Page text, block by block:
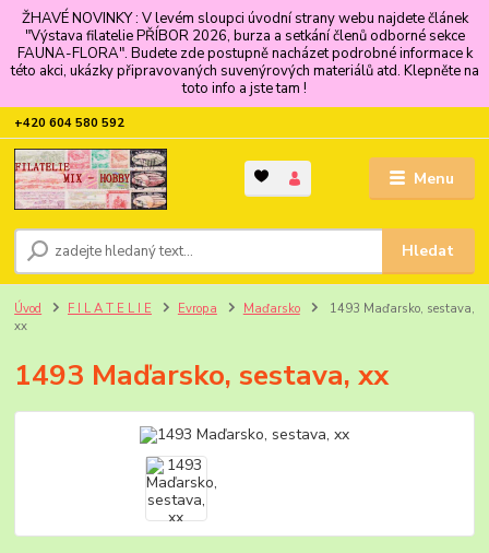
ŽHAVÉ NOVINKY : V levém sloupci úvodní strany webu najdete článek
"Výstava filatelie PŘÍBOR 2026, burza a setkání členů odborné sekce
FAUNA-FLORA". Budete zde postupně nacházet podrobné informace k
této akci, ukázky připravovaných suvenýrových materiálů atd. Klepněte na
toto info a jste tam !
Menu
Hledat
+420 604 580 592
Úvod F I L A T E L I E Evropa Maďarsko
1493 Maďarsko, sestava,
xx
1493 Maďarsko, sestava, xx